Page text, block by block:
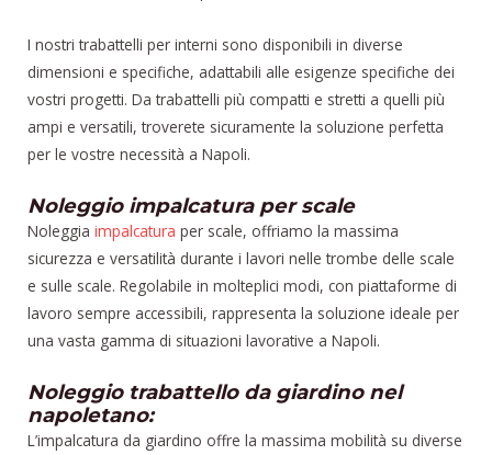
I nostri trabattelli per interni sono disponibili in diverse
dimensioni e specifiche, adattabili alle esigenze specifiche dei
vostri progetti. Da trabattelli più compatti e stretti a quelli più
ampi e versatili, troverete sicuramente la soluzione perfetta
per le vostre necessità a Napoli.
Noleggio impalcatura per scale
Noleggia impalcatura per scale, offriamo la massima
sicurezza e versatilità durante i lavori nelle trombe delle scale
e sulle scale. Regolabile in molteplici modi, con piattaforme di
lavoro sempre accessibili, rappresenta la soluzione ideale per
una vasta gamma di situazioni lavorative a Napoli.
Noleggio trabattello da giardino nel
napoletano:
L’impalcatura da giardino offre la massima mobilità su diverse